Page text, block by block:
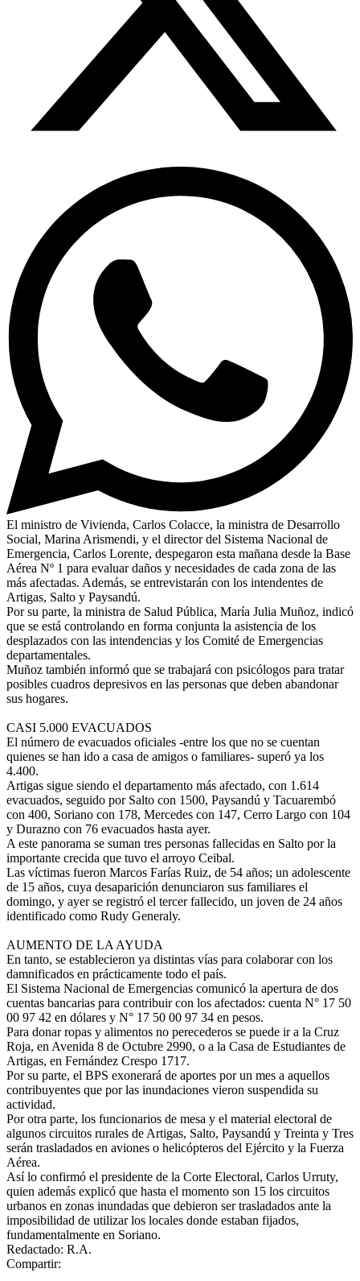
El ministro de Vivienda, Carlos Colacce, la ministra de Desarrollo
Social, Marina Arismendi, y el director del Sistema Nacional de
Emergencia, Carlos Lorente, despegaron esta mañana desde la Base
Aérea Nº 1 para evaluar daños y necesidades de cada zona de las
más afectadas. Además, se entrevistarán con los intendentes de
Artigas, Salto y Paysandú.
Por su parte, la ministra de Salud Pública, María Julia Muñoz, indicó
que se está controlando en forma conjunta la asistencia de los
desplazados con las intendencias y los Comité de Emergencias
departamentales.
Muñoz también informó que se trabajará con psicólogos para tratar
posibles cuadros depresivos en las personas que deben abandonar
sus hogares.
CASI 5.000 EVACUADOS
El número de evacuados oficiales -entre los que no se cuentan
quienes se han ido a casa de amigos o familiares- superó ya los
4.400.
Artigas sigue siendo el departamento más afectado, con 1.614
evacuados, seguido por Salto con 1500, Paysandú y Tacuarembó
con 400, Soriano con 178, Mercedes con 147, Cerro Largo con 104
y Durazno con 76 evacuados hasta ayer.
A este panorama se suman tres personas fallecidas en Salto por la
importante crecida que tuvo el arroyo Ceibal.
Las víctimas fueron Marcos Farías Ruiz, de 54 años; un adolescente
de 15 años, cuya desaparición denunciaron sus familiares el
domingo, y ayer se registró el tercer fallecido, un joven de 24 años
identificado como Rudy Generaly.
AUMENTO DE LA AYUDA
En tanto, se establecieron ya distintas vías para colaborar con los
damnificados en prácticamente todo el país.
El Sistema Nacional de Emergencias comunicó la apertura de dos
cuentas bancarias para contribuir con los afectados: cuenta N° 17 50
00 97 42 en dólares y N° 17 50 00 97 34 en pesos.
Para donar ropas y alimentos no perecederos se puede ir a la Cruz
Roja, en Avenida 8 de Octubre 2990, o a la Casa de Estudiantes de
Artigas, en Fernández Crespo 1717.
Por su parte, el BPS exonerará de aportes por un mes a aquellos
contribuyentes que por las inundaciones vieron suspendida su
actividad.
Por otra parte, los funcionarios de mesa y el material electoral de
algunos circuitos rurales de Artigas, Salto, Paysandú y Treinta y Tres
serán trasladados en aviones o helicópteros del Ejército y la Fuerza
Aérea.
Así lo confirmó el presidente de la Corte Electoral, Carlos Urruty,
quien además explicó que hasta el momento son 15 los circuitos
urbanos en zonas inundadas que debieron ser trasladados ante la
imposibilidad de utilizar los locales donde estaban fijados,
fundamentalmente en Soriano.
Redactado: R.A.
Compartir: